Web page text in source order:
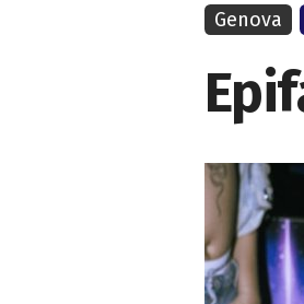
Genova